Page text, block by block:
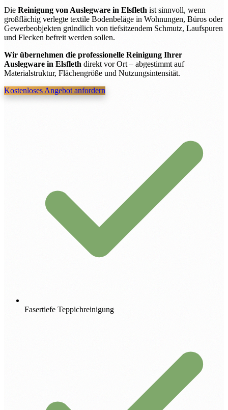
Die Reinigung von Auslegware in Elsfleth ist sinnvoll, wenn
großflächig verlegte textile Bodenbeläge in Wohnungen, Büros oder
Gewerbeobjekten gründlich von tiefsitzendem Schmutz, Laufspuren
und Flecken befreit werden sollen.
Wir übernehmen die professionelle Reinigung Ihrer
Auslegware in Elsfleth direkt vor Ort – abgestimmt auf
Materialstruktur, Flächengröße und Nutzungsintensität.
Kostenloses Angebot anfordern
Fasertiefe Teppichreinigung